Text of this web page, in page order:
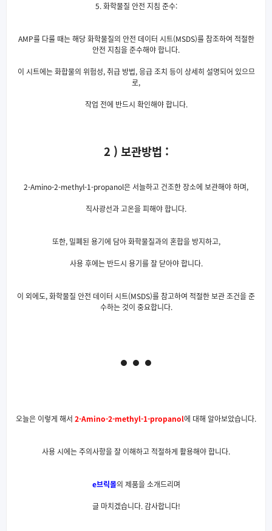
5. 화학물질 안전 지침 준수:
AMP를 다룰 때는 해당 화학물질의 안전 데이터 시트(MSDS)를 참조하여 적절한
안전 지침을 준수해야 합니다.
이 시트에는 화합물의 위험성, 취급 방법, 응급 조치 등이 상세히 설명되어 있으므
로,
작업 전에 반드시 확인해야 합니다.
2 ) 보관방법 :
2-Amino-2-methyl-1-propanol은 서늘하고 건조한 장소에 보관해야 하며,
직사광선과 고온을 피해야 합니다.
또한, 밀폐된 용기에 담아 화학물질과의 혼합을 방지하고,
사용 후에는 반드시 용기를 잘 닫아야 합니다.
이 외에도, 화학물질 안전 데이터 시트(MSDS)를 참고하여 적절한 보관 조건을 준
수하는 것이 중요합니다.
오늘은 이렇게 해서 2-Amino-2-methyl-1-propanol에 대해 알아보았습니다.
사용 시에는 주의사항을 잘 이해하고 적절하게 활용해야 합니다.
e브릭몰의 제품을 소개드리며
글 마치겠습니다. 감사합니다!